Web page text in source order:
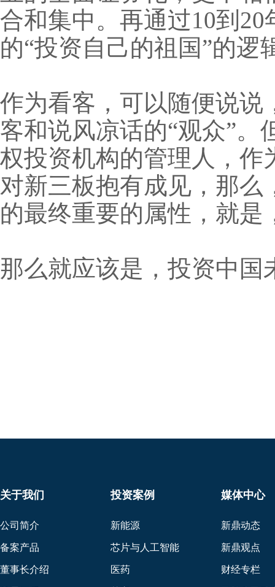
合和集中。再通过10到
的“投资自己的祖国”的逻
作为看客，可以随便说说
客和说风凉话的“观众”
权投资机构的管理人，作
对新三板抱有成见，那
的最终重要的属性，就是
那么就应该是，投资中
关于我们
公司简介
备案产品
董事长介绍
投资案例
新能源
芯片与人工智能
医药
媒体中心
新鼎动态
新鼎观点
财经专栏